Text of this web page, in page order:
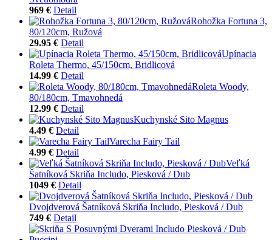
969 € Detail
Rohožka Fortuna 3,
80/120cm, Ružová
29.95 € Detail
Upínacia
Roleta Thermo, 45/150cm, Bridlicová
14.99 € Detail
Roleta Woody,
80/180cm, Tmavohnedá
12.99 € Detail
Kuchynské Sito Magnus
4.49 € Detail
Varecha Fairy Tail
4.99 € Detail
Veľká
Šatníková Skriňa Includo, Piesková / Dub
1049 € Detail
Dvojdverová Šatníková Skriňa Includo, Piesková / Dub
749 € Detail